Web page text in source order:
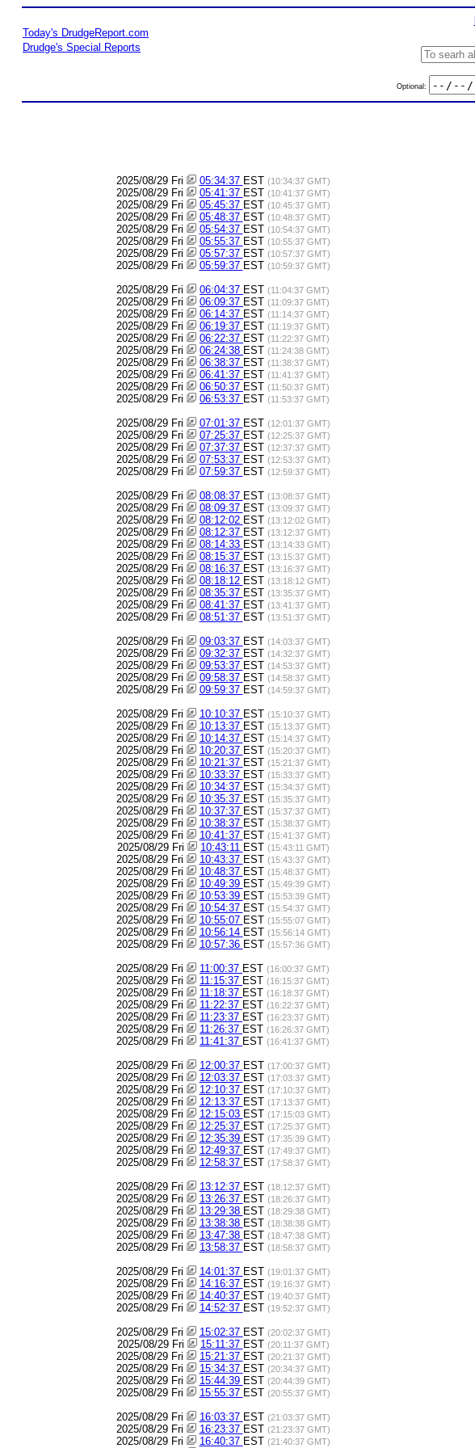
Today's DrudgeReport.com
Drudge's Special Reports
Optional:
2025/08/29 Fri 05:34:37 EST (10:34:37 GMT)
2025/08/29 Fri 05:41:37 EST (10:41:37 GMT)
2025/08/29 Fri 05:45:37 EST (10:45:37 GMT)
2025/08/29 Fri 05:48:37 EST (10:48:37 GMT)
2025/08/29 Fri 05:54:37 EST (10:54:37 GMT)
2025/08/29 Fri 05:55:37 EST (10:55:37 GMT)
2025/08/29 Fri 05:57:37 EST (10:57:37 GMT)
2025/08/29 Fri 05:59:37 EST (10:59:37 GMT)
2025/08/29 Fri 06:04:37 EST (11:04:37 GMT)
2025/08/29 Fri 06:09:37 EST (11:09:37 GMT)
2025/08/29 Fri 06:14:37 EST (11:14:37 GMT)
2025/08/29 Fri 06:19:37 EST (11:19:37 GMT)
2025/08/29 Fri 06:22:37 EST (11:22:37 GMT)
2025/08/29 Fri 06:24:38 EST (11:24:38 GMT)
2025/08/29 Fri 06:38:37 EST (11:38:37 GMT)
2025/08/29 Fri 06:41:37 EST (11:41:37 GMT)
2025/08/29 Fri 06:50:37 EST (11:50:37 GMT)
2025/08/29 Fri 06:53:37 EST (11:53:37 GMT)
2025/08/29 Fri 07:01:37 EST (12:01:37 GMT)
2025/08/29 Fri 07:25:37 EST (12:25:37 GMT)
2025/08/29 Fri 07:37:37 EST (12:37:37 GMT)
2025/08/29 Fri 07:53:37 EST (12:53:37 GMT)
2025/08/29 Fri 07:59:37 EST (12:59:37 GMT)
2025/08/29 Fri 08:08:37 EST (13:08:37 GMT)
2025/08/29 Fri 08:09:37 EST (13:09:37 GMT)
2025/08/29 Fri 08:12:02 EST (13:12:02 GMT)
2025/08/29 Fri 08:12:37 EST (13:12:37 GMT)
2025/08/29 Fri 08:14:33 EST (13:14:33 GMT)
2025/08/29 Fri 08:15:37 EST (13:15:37 GMT)
2025/08/29 Fri 08:16:37 EST (13:16:37 GMT)
2025/08/29 Fri 08:18:12 EST (13:18:12 GMT)
2025/08/29 Fri 08:35:37 EST (13:35:37 GMT)
2025/08/29 Fri 08:41:37 EST (13:41:37 GMT)
2025/08/29 Fri 08:51:37 EST (13:51:37 GMT)
2025/08/29 Fri 09:03:37 EST (14:03:37 GMT)
2025/08/29 Fri 09:32:37 EST (14:32:37 GMT)
2025/08/29 Fri 09:53:37 EST (14:53:37 GMT)
2025/08/29 Fri 09:58:37 EST (14:58:37 GMT)
2025/08/29 Fri 09:59:37 EST (14:59:37 GMT)
2025/08/29 Fri 10:10:37 EST (15:10:37 GMT)
2025/08/29 Fri 10:13:37 EST (15:13:37 GMT)
2025/08/29 Fri 10:14:37 EST (15:14:37 GMT)
2025/08/29 Fri 10:20:37 EST (15:20:37 GMT)
2025/08/29 Fri 10:21:37 EST (15:21:37 GMT)
2025/08/29 Fri 10:33:37 EST (15:33:37 GMT)
2025/08/29 Fri 10:34:37 EST (15:34:37 GMT)
2025/08/29 Fri 10:35:37 EST (15:35:37 GMT)
2025/08/29 Fri 10:37:37 EST (15:37:37 GMT)
2025/08/29 Fri 10:38:37 EST (15:38:37 GMT)
2025/08/29 Fri 10:41:37 EST (15:41:37 GMT)
2025/08/29 Fri 10:43:11 EST (15:43:11 GMT)
2025/08/29 Fri 10:43:37 EST (15:43:37 GMT)
2025/08/29 Fri 10:48:37 EST (15:48:37 GMT)
2025/08/29 Fri 10:49:39 EST (15:49:39 GMT)
2025/08/29 Fri 10:53:39 EST (15:53:39 GMT)
2025/08/29 Fri 10:54:37 EST (15:54:37 GMT)
2025/08/29 Fri 10:55:07 EST (15:55:07 GMT)
2025/08/29 Fri 10:56:14 EST (15:56:14 GMT)
2025/08/29 Fri 10:57:36 EST (15:57:36 GMT)
2025/08/29 Fri 11:00:37 EST (16:00:37 GMT)
2025/08/29 Fri 11:15:37 EST (16:15:37 GMT)
2025/08/29 Fri 11:18:37 EST (16:18:37 GMT)
2025/08/29 Fri 11:22:37 EST (16:22:37 GMT)
2025/08/29 Fri 11:23:37 EST (16:23:37 GMT)
2025/08/29 Fri 11:26:37 EST (16:26:37 GMT)
2025/08/29 Fri 11:41:37 EST (16:41:37 GMT)
2025/08/29 Fri 12:00:37 EST (17:00:37 GMT)
2025/08/29 Fri 12:03:37 EST (17:03:37 GMT)
2025/08/29 Fri 12:10:37 EST (17:10:37 GMT)
2025/08/29 Fri 12:13:37 EST (17:13:37 GMT)
2025/08/29 Fri 12:15:03 EST (17:15:03 GMT)
2025/08/29 Fri 12:25:37 EST (17:25:37 GMT)
2025/08/29 Fri 12:35:39 EST (17:35:39 GMT)
2025/08/29 Fri 12:49:37 EST (17:49:37 GMT)
2025/08/29 Fri 12:58:37 EST (17:58:37 GMT)
2025/08/29 Fri 13:12:37 EST (18:12:37 GMT)
2025/08/29 Fri 13:26:37 EST (18:26:37 GMT)
2025/08/29 Fri 13:29:38 EST (18:29:38 GMT)
2025/08/29 Fri 13:38:38 EST (18:38:38 GMT)
2025/08/29 Fri 13:47:38 EST (18:47:38 GMT)
2025/08/29 Fri 13:58:37 EST (18:58:37 GMT)
2025/08/29 Fri 14:01:37 EST (19:01:37 GMT)
2025/08/29 Fri 14:16:37 EST (19:16:37 GMT)
2025/08/29 Fri 14:40:37 EST (19:40:37 GMT)
2025/08/29 Fri 14:52:37 EST (19:52:37 GMT)
2025/08/29 Fri 15:02:37 EST (20:02:37 GMT)
2025/08/29 Fri 15:11:37 EST (20:11:37 GMT)
2025/08/29 Fri 15:21:37 EST (20:21:37 GMT)
2025/08/29 Fri 15:34:37 EST (20:34:37 GMT)
2025/08/29 Fri 15:44:39 EST (20:44:39 GMT)
2025/08/29 Fri 15:55:37 EST (20:55:37 GMT)
2025/08/29 Fri 16:03:37 EST (21:03:37 GMT)
2025/08/29 Fri 16:23:37 EST (21:23:37 GMT)
2025/08/29 Fri 16:40:37 EST (21:40:37 GMT)